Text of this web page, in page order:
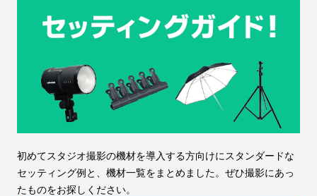
初めてスタジオ撮影の機材を導入する方向けにスタンダードな
セッティング例と、機材一覧をまとめました。ぜひ撮影にあっ
たものをお探しください。